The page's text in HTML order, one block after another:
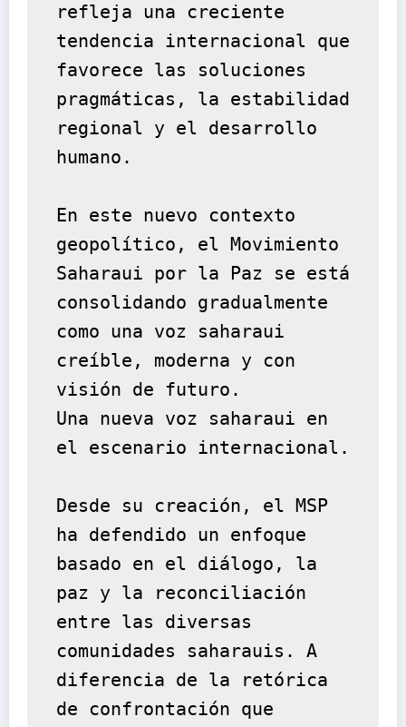
refleja una creciente
tendencia internacional que
favorece las soluciones
pragmáticas, la estabilidad
regional y el desarrollo
humano.
En este nuevo contexto
geopolítico, el Movimiento
Saharaui por la Paz se está
consolidando gradualmente
como una voz saharaui
creíble, moderna y con
visión de futuro.
Una nueva voz saharaui en
el escenario internacional.
Desde su creación, el MSP
ha defendido un enfoque
basado en el diálogo, la
paz y la reconciliación
entre las diversas
comunidades saharauis. A
diferencia de la retórica
de confrontación que